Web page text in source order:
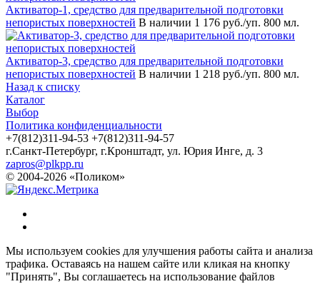
Активатор-1, средство для предварительной подготовки
непористых поверхностей В наличии 1 176 руб./уп. 800 мл.
Активатор-3, средство для предварительной подготовки
непористых поверхностей В наличии 1 218 руб./уп. 800 мл.
Назад к списку
Каталог
Выбор
Политика конфиденциальности
+7(812)311-94-53 +7(812)311-94-57
г.Санкт-Петербург, г.Кронштадт, ул. Юрия Инге, д. 3
zapros@plkpp.ru
© 2004-2026 «Поликом»
Мы используем cookies для улучшения работы сайта и анализа
трафика. Оставаясь на нашем сайте или кликая на кнопку
"Принять", Вы соглашаетесь на использование файлов